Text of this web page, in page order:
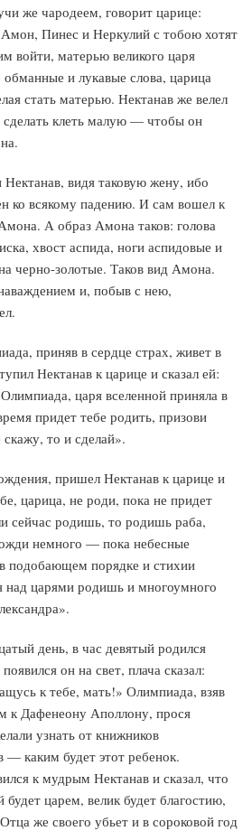
же чародеем, говорит царице:
Пинес и Неркулий с тобою хотят
войти, матерью великого царя
и лукавые слова, царица
стать матерью. Нектанав же велел
сделать клеть малую — чтобы он
видя таковую жену, ибо
ко всякому падению. И сам вошел к
А образ Амона таков: голова
хвост аспида, ноги аспидовые и
черно-золотые. Таков вид Амона.
и, побыв с нею,
приняв в сердце страх, живет в
Нектанав к царице и сказал ей:
царя вселенной приняла в
придет тебе родить, призови
то и сделай».
пришел Нектанав к царице и
царица, не роди, пока не придет
сейчас родишь, то родишь раба,
немного — пока небесные
подобающем порядке и стихии
над царями родишь и многоумного
день, в час девятый родился
он на свет, плача сказал:
к тебе, мать!» Олимпиада, взяв
к Дафенеону Аполлону, прося
узнать от книжников
каким будет этот ребенок.
к мудрым Нектанав и сказал, что
будет царем, велик будет благостию,
же своего убьет и в сороковой год